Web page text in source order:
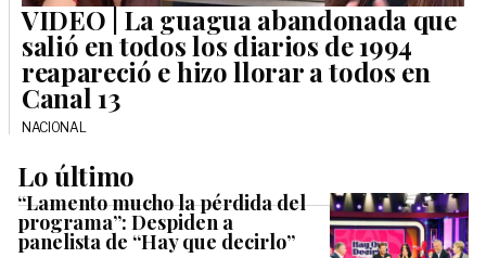
VIDEO | La guagua abandonada que
salió en todos los diarios de 1994
reapareció e hizo llorar a todos en
Canal 13
NACIONAL
Lo último
“Lamento mucho la pérdida del
programa”: Despiden a
panelista de “Hay que decirlo”